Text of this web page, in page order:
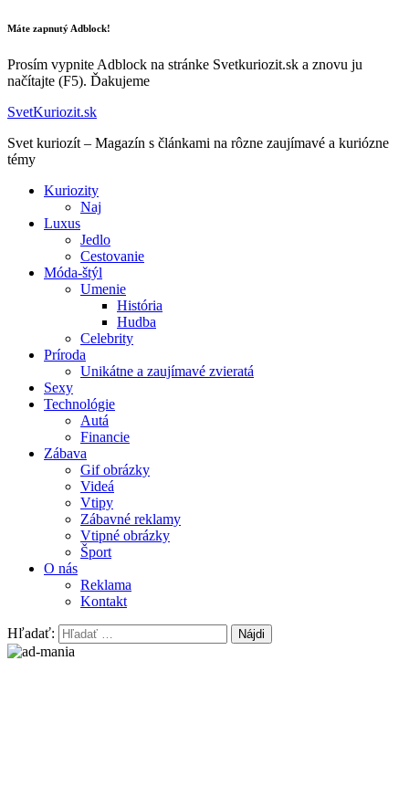
Máte zapnutý Adblock!
Prosím vypnite Adblock na stránke Svetkuriozit.sk a znovu ju
načítajte (F5). Ďakujeme
SvetKuriozit.sk
Svet kuriozít – Magazín s článkami na rôzne zaujímavé a kuriózne
témy
Kuriozity
Naj
Luxus
Jedlo
Cestovanie
Móda-štýl
Umenie
História
Hudba
Celebrity
Príroda
Unikátne a zaujímavé zvieratá
Sexy
Technológie
Autá
Financie
Zábava
Gif obrázky
Videá
Vtipy
Zábavné reklamy
Vtipné obrázky
Šport
O nás
Reklama
Kontakt
Hľadať: